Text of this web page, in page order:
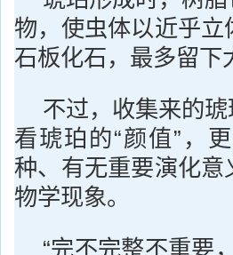
物，使虫体以近乎
石板化石，最多留下
不过，收集来的
看琥珀的“颜值”，
种、有无重要演化
物学现象。
“完不完整不重要